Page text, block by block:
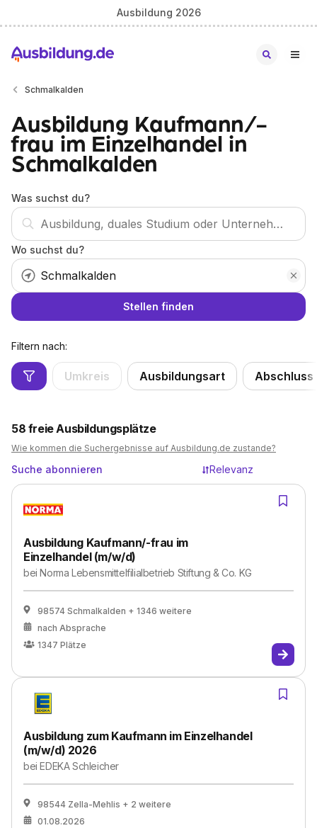
Ausbildung 2026
Schmalkalden
Ausbildung Kaufmann/-
frau im Einzelhandel in
Schmalkalden
Was suchst du?
Wo suchst du?
Stellen finden
Filtern nach:
Umkreis Ausbildungsart Abschluss
58 freie Ausbildungsplätze
Wie kommen die Suchergebnisse auf Ausbildung.de zustande?
Suche abonnieren Relevanz
Ausbildung Kaufmann/-frau im
Einzelhandel (m/w/d)
beiNorma Lebensmittelfilialbetrieb Stiftung & Co. KG
98574 Schmalkalden + 1346 weitere
nach Absprache
1347 Plätze
Ausbildung zum Kaufmann im Einzelhandel
(m/w/d) 2026
beiEDEKA Schleicher
98544 Zella-Mehlis + 2 weitere
01.08.2026